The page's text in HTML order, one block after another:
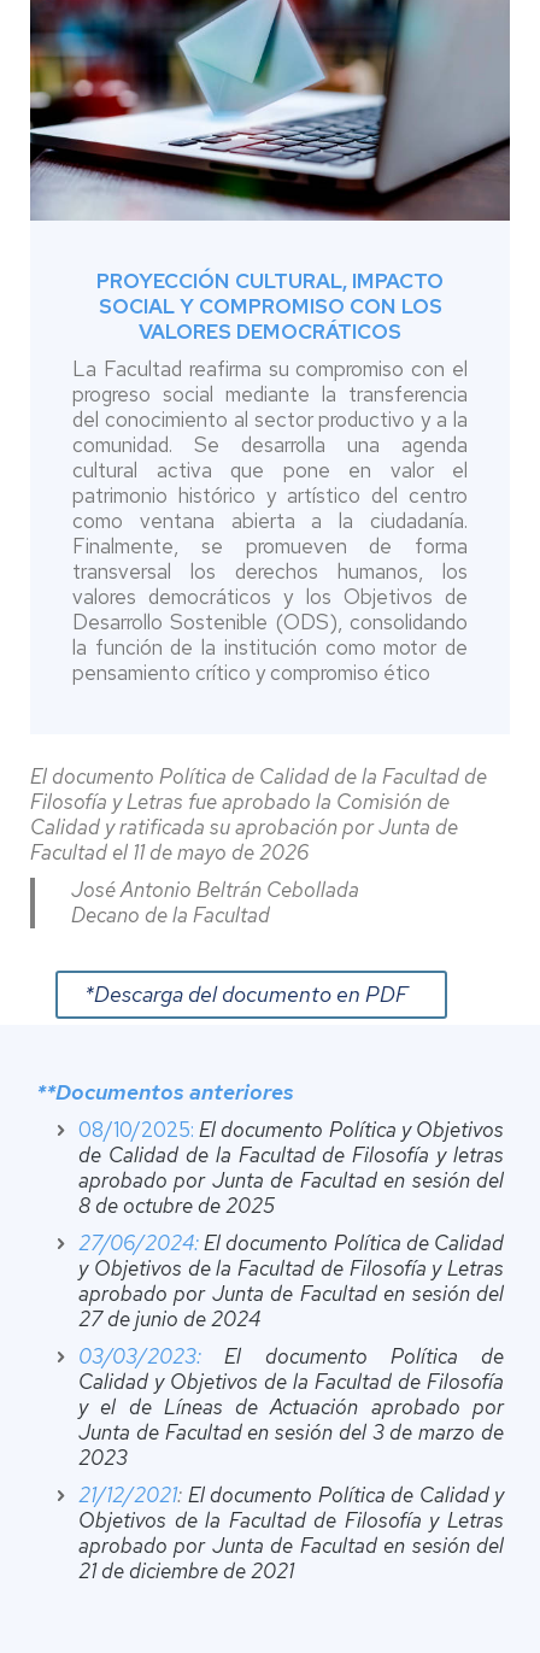
PROYECCIÓN CULTURAL, IMPACTO
SOCIAL Y COMPROMISO CON LOS
VALORES DEMOCRÁTICOS
La Facultad reafirma su compromiso con el
progreso social mediante la transferencia
del conocimiento al sector productivo y a la
comunidad. Se desarrolla una agenda
cultural activa que pone en valor el
patrimonio histórico y artístico del centro
como ventana abierta a la ciudadanía.
Finalmente, se promueven de forma
transversal los derechos humanos, los
valores democráticos y los Objetivos de
Desarrollo Sostenible (ODS), consolidando
la función de la institución como motor de
pensamiento crítico y compromiso ético
El documento Política de Calidad de la Facultad de
Filosofía y Letras fue aprobado la Comisión de
Calidad y ratificada su aprobación por Junta de
Facultad el 11 de mayo de 2026
José Antonio Beltrán Cebollada
Decano de la Facultad
*Descarga del documento en PDF
**Documentos anteriores
08/10/2025: El documento Política y Objetivos
de Calidad de la Facultad de Filosofía y letras
aprobado por Junta de Facultad en sesión del
8 de octubre de 2025
27/06/2024:El documento Política de Calidad
y Objetivos de la Facultad de Filosofía y Letras
aprobado por Junta de Facultad en sesión del
27 de junio de 2024
03/03/2023:
El documento Política de
Calidad y Objetivos de la Facultad de Filosofía
y el de Líneas de Actuación aprobado por
Junta de Facultad en sesión del 3 de marzo de
2023
21/12/2021: El documento Política de Calidad y
Objetivos de la Facultad de Filosofía y Letras
aprobado por Junta de Facultad en sesión del
21 de diciembre de 2021